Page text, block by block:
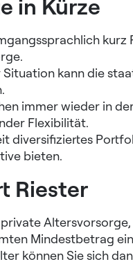
in Kürze
Situation kann die
immer wieder in
Flexibilität.
diversifiziertes
bieten.
Riester
private
Mindestbetrag
können Sie sich